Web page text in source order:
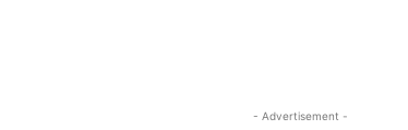
- Advertisement -